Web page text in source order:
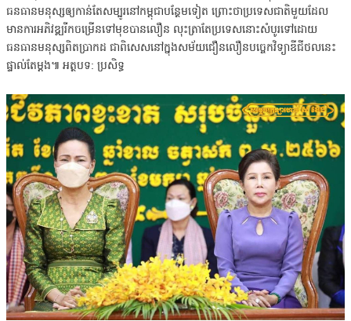
ធនធានមនុស្សឲ្យកាន់តែសម្បូរនៅកម្ពុជាបន្ថែមទៀត ព្រោះថាប្រទេសជាតិមួយដែល
មានការអភិវឌ្ឍរីកចម្រើនទៅមុខបានលឿន លុះត្រាតែប្រទេសនោះសំបូរទៅដោយ
ធនធានមនុស្សពិតប្រាកដ ជាពិសេសនៅក្នុងសម័យជឿនលឿនបច្ចេកវិទ្យាឌីជីថលនេះ
ផ្ទាល់តែម្ដង៕ អត្ថបទ: ប្រសិទ្ធ